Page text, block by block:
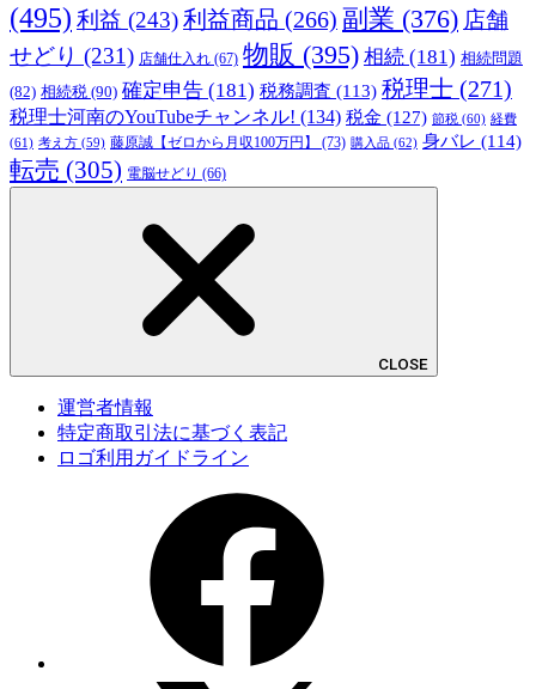
(495) 利益 (243)利益商品 (266) 副業 (376) 店舗
せどり (231) 店舗仕入れ (67) 物販 (395) 相続 (181) 相続問題
(82) 相続税 (90) 確定申告 (181) 税務調査 (113) 税理士 (271)
税理士河南のYouTubeチャンネル! (134) 税金 (127) 節税 (60) 経費
(61) 考え方 (59) 藤原誠【ゼロから月収100万円】 (73) 購入品 (62) 身バレ (114)
転売 (305) 電脳せどり (66)
CLOSE
運営者情報
特定商取引法に基づく表記
ロゴ利用ガイドライン